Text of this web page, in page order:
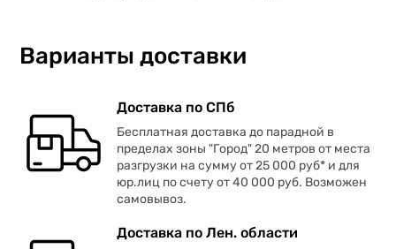
Варианты доставки
Доставка по СПб
Бесплатная доставка до парадной в
пределах зоны "Город" 20 метров от места
разгрузки на сумму от 25 000 руб* и для
юр.лиц по счету от 40 000 руб. Возможен
самовывоз.
Доставка по Лен. области